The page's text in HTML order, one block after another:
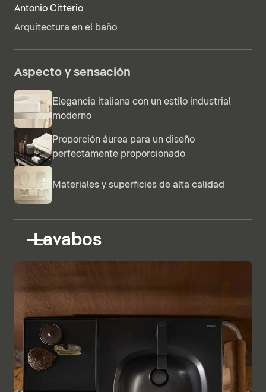
Antonio Citterio
Arquitectura en el baño
Aspecto y sensación
Elegancia italiana con un estilo industrial
moderno
Proporción áurea para un diseño
perfectamente proporcionado
Materiales y superficies de alta calidad
Lavabos